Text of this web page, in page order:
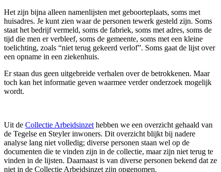
Het zijn bijna alleen namenlijsten met geboorteplaats, soms met
huisadres. Je kunt zien waar de personen tewerk gesteld zijn. Soms
staat het bedrijf vermeld, soms de fabriek, soms met adres, soms de
tijd die men er verbleef, soms de gemeente, soms met een kleine
toelichting, zoals “niet terug gekeerd verlof”. Soms gaat de lijst over
een opname in een ziekenhuis.
Er staan dus geen uitgebreide verhalen over de betrokkenen. Maar
toch kan het informatie geven waarmee verder onderzoek mogelijk
wordt.
Uit de Collectie Arbeidsinzet hebben we een overzicht gehaald van
de Tegelse en Steyler inwoners. Dit overzicht blijkt bij nadere
analyse lang niet volledig; diverse personen staan wel op de
documenten die te vinden zijn in de collectie, maar zijn niet terug te
vinden in de lijsten. Daarnaast is van diverse personen bekend dat ze
niet in de Collectie Arbeidsinzet zijn opgenomen.